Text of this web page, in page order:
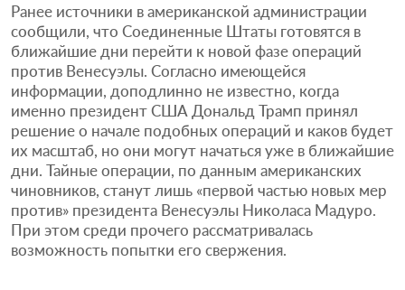
Ранее источники в американской администрации
сообщили, что Соединенные Штаты готовятся в
ближайшие дни перейти к новой фазе операций
против Венесуэлы. Согласно имеющейся
информации, доподлинно не известно, когда
именно президент США Дональд Трамп принял
решение о начале подобных операций и каков будет
их масштаб, но они могут начаться уже в ближайшие
дни. Тайные операции, по данным американских
чиновников, станут лишь «первой частью новых мер
против» президента Венесуэлы Николаса Мадуро.
При этом среди прочего рассматривалась
возможность попытки его свержения.